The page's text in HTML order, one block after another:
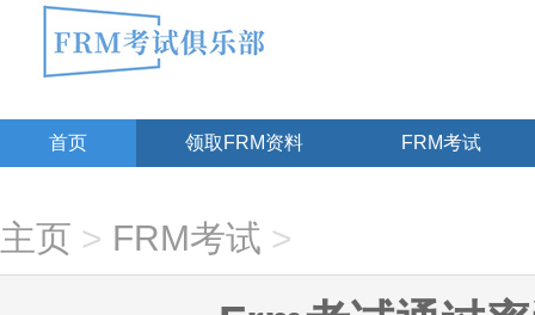
首页 领取FRM资料 FRM考试
主页 > FRM考试 >